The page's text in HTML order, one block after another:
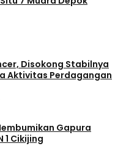
Disokong Stabilnya
Aktivitas Perdagangan
Gapura
1 Cikijing